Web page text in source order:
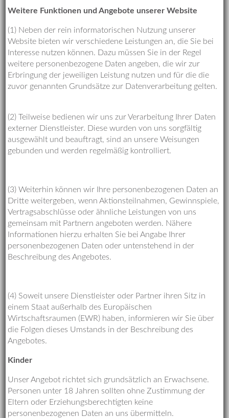
Weitere Funktionen und Angebote unserer Website
(1) Neben der rein informatorischen Nutzung unserer
Website bieten wir verschiedene Leistungen an, die Sie bei
Interesse nutzen können. Dazu müssen Sie in der Regel
weitere personenbezogene Daten angeben, die wir zur
Erbringung der jeweiligen Leistung nutzen und für die die
zuvor genannten Grundsätze zur Datenverarbeitung gelten.
(2) Teilweise bedienen wir uns zur Verarbeitung Ihrer Daten
externer Dienstleister. Diese wurden von uns sorgfältig
ausgewählt und beauftragt, sind an unsere Weisungen
gebunden und werden regelmäßig kontrolliert.
(3) Weiterhin können wir Ihre personenbezogenen Daten an
Dritte weitergeben, wenn Aktionsteilnahmen, Gewinnspiele,
Vertragsabschlüsse oder ähnliche Leistungen von uns
gemeinsam mit Partnern angeboten werden. Nähere
Informationen hierzu erhalten Sie bei Angabe Ihrer
personenbezogenen Daten oder untenstehend in der
Beschreibung des Angebotes.
(4) Soweit unsere Dienstleister oder Partner ihren Sitz in
einem Staat außerhalb des Europäischen
Wirtschaftsraumen (EWR) haben, informieren wir Sie über
die Folgen dieses Umstands in der Beschreibung des
Angebotes.
Kinder
Unser Angebot richtet sich grundsätzlich an Erwachsene.
Personen unter 18 Jahren sollten ohne Zustimmung der
Eltern oder Erziehungsberechtigten keine
personenbezogenen Daten an uns übermitteln.